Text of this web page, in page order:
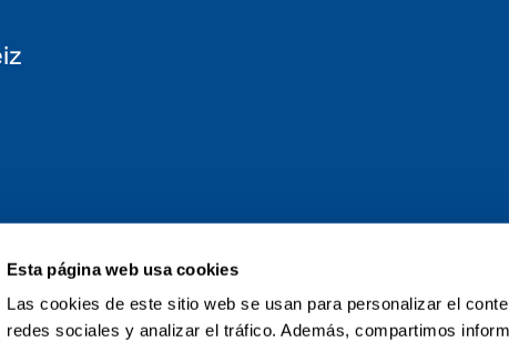
Esta página web usa cookies
Las cookies de este sitio web se usan para personalizar el
redes sociales y analizar el tráfico. Además, compartimos
le Grand